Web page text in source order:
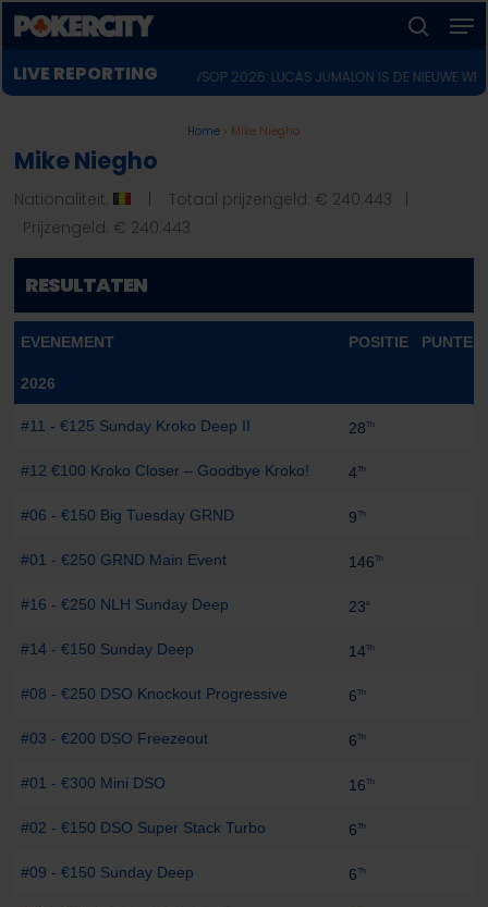
Skip
to
main
content
LIVE REPORTING
in Main Event ♣︎ WSOP 2026: LUCAS JUMALON IS DE NIEUWE
Home Mike Niegho
Mike Niegho
Nationaliteit:
| Totaal prijzengeld: € 240.443 |
Prijzengeld: € 240.443
RESULTATEN
EVENEMENT POSITIE PUNTEN
2026
#11 - €125 Sunday Kroko Deep II 28Th
#12 €100 Kroko Closer – Goodbye Kroko! 4Th
#06 - €150 Big Tuesday GRND 9Th
#01 - €250 GRND Main Event 146Th
#16 - €250 NLH Sunday Deep 23e
#14 - €150 Sunday Deep 14Th
#08 - €250 DSO Knockout Progressive 6Th
#03 - €200 DSO Freezeout 6Th
#01 - €300 Mini DSO 16Th
#02 - €150 DSO Super Stack Turbo 6Th
#09 - €150 Sunday Deep 6Th
Menu
sluiten